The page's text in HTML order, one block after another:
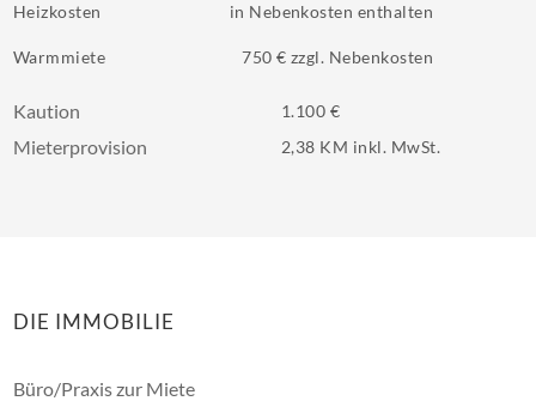
Heizkosten in Nebenkosten enthalten
Warmmiete 750 € zzgl. Nebenkosten
Kaution 1.100 €
Mieterprovision 2,38 KM inkl. MwSt.
DIE IMMOBILIE
Büro/Praxis zur Miete